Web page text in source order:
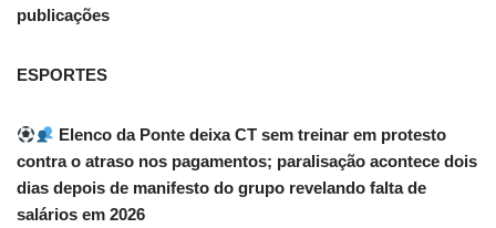
publicações
ESPORTES
Elenco da Ponte deixa CT sem treinar em protesto
contra o atraso nos pagamentos; paralisação acontece dois
dias depois de manifesto do grupo revelando falta de
salários em 2026